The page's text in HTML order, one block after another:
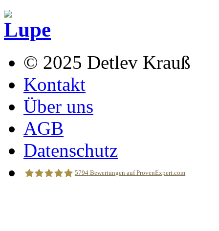
© 2025 Detlev Krauß
Kontakt
Über uns
AGB
Datenschutz
5794 Bewertungen auf ProvenExpert.com